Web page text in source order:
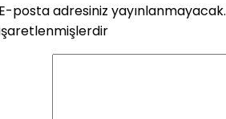
posta adresiniz yayınlanmayacak.